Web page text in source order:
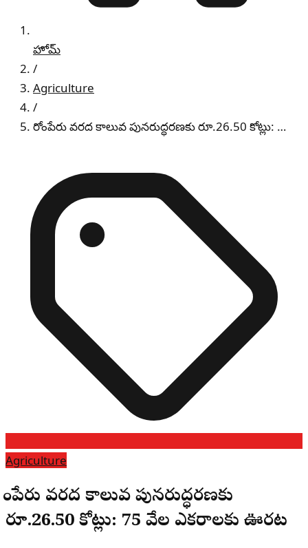
హోమ్
/
Agriculture
/
రోంపేరు వరద కాలువ పునరుద్ధరణకు రూ.26.50 కోట్లు: …
Agriculture
రోంపేరు వరద కాలువ పునరుద్ధరణకు
రూ.26.50 కోట్లు: 75 వేల ఎకరాలకు ఊరట